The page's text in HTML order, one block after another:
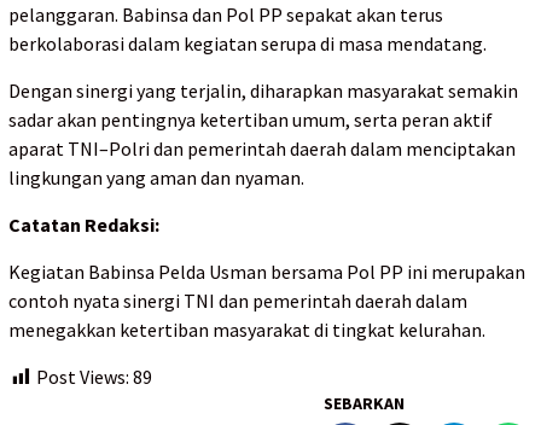
pelanggaran. Babinsa dan Pol PP sepakat akan terus
berkolaborasi dalam kegiatan serupa di masa mendatang.
Dengan sinergi yang terjalin, diharapkan masyarakat semakin
sadar akan pentingnya ketertiban umum, serta peran aktif
aparat TNI–Polri dan pemerintah daerah dalam menciptakan
lingkungan yang aman dan nyaman.
Catatan Redaksi:
Kegiatan Babinsa Pelda Usman bersama Pol PP ini merupakan
contoh nyata sinergi TNI dan pemerintah daerah dalam
menegakkan ketertiban masyarakat di tingkat kelurahan.
Post Views: 89
SEBARKAN